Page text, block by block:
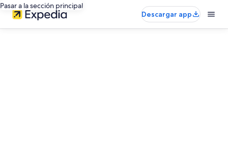
Pasar a la sección principal
Descargar app